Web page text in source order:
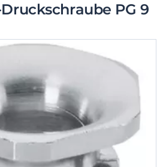
Druckschraube PG 9